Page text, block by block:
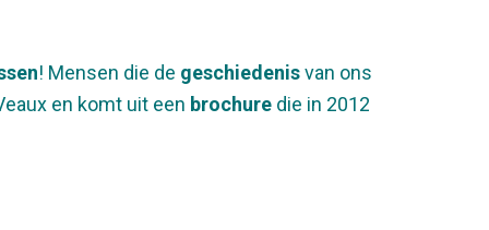
! Mensen die de geschiedenisvan ons
en komt uit een brochuredie in 2012